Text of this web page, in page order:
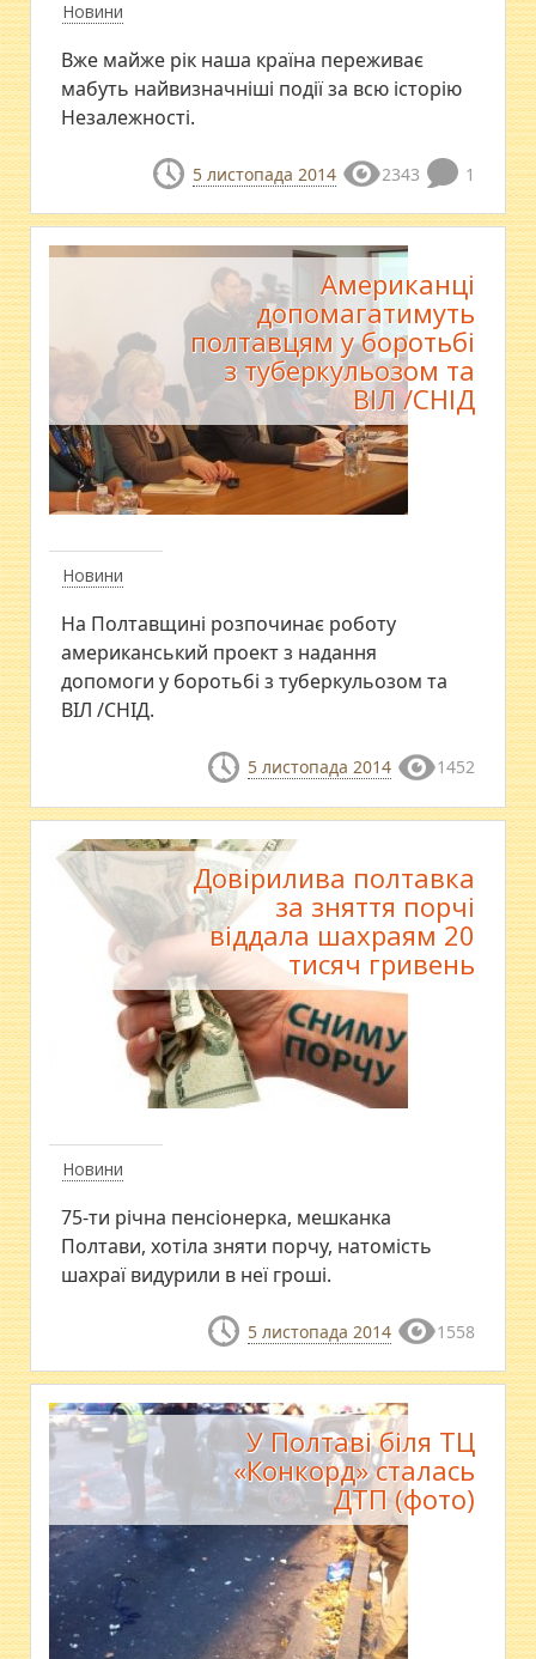
Новини
Вже майже рік наша країна переживає
мабуть найвизначніші події за всю історію
Незалежності.
5 листопада 2014 2343 1
Новини
Американці
допомагатимуть
полтавцям у боротьбі
з туберкульозом та
ВІЛ /СНІД
На Полтавщині розпочинає роботу
американський проект з надання
допомоги у боротьбі з туберкульозом та
ВІЛ /СНІД.
5 листопада 2014 1452
Новини
Довірилива полтавка
за зняття порчі
віддала шахраям 20
тисяч гривень
75-ти річна пенсіонерка, мешканка
Полтави, хотіла зняти порчу, натомість
шахраї видурили в неї гроші.
5 листопада 2014 1558
У Полтаві біля ТЦ
«Конкорд» сталась
ДТП (фото)